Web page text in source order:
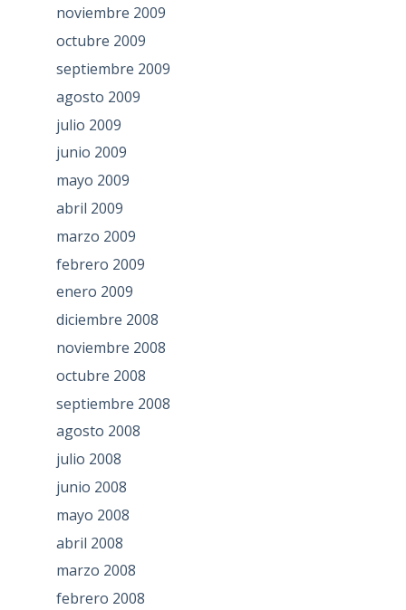
noviembre 2009
octubre 2009
septiembre 2009
agosto 2009
julio 2009
junio 2009
mayo 2009
abril 2009
marzo 2009
febrero 2009
enero 2009
diciembre 2008
noviembre 2008
octubre 2008
septiembre 2008
agosto 2008
julio 2008
junio 2008
mayo 2008
abril 2008
marzo 2008
febrero 2008